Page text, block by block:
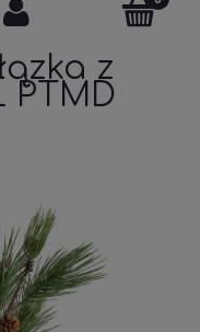
z
PTMD